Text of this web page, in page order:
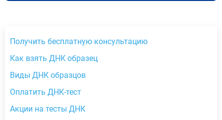
Получить бесплатную консультацию
Как взять ДНК образец
Виды ДНК образцов
Оплатить ДНК-тест
Акции на тесты ДНК